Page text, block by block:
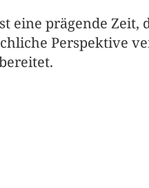
eine prägende
Perspektive